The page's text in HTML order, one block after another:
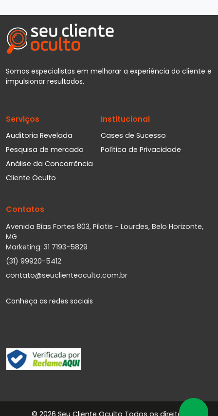
Somos especialistas em melhorar a experiência do cliente e
impulsionar resultados.
Serviços
Auditoria Revelada
Pesquisa de mercado
Análise da Concorrência
Cliente Oculto
Institucional
Cases de Sucesso
Política de Privacidade
Contatos
Avenida Bias Fortes 803, Pilotis - Lourdes, Belo Horizonte,
MG
Marketing: 31 7193-5829
(31) 99920-5412
contato@seuclienteoculto.com.br
Conheça as redes sociais
© 2026 Seu Cliente Oculto Todos os direitos